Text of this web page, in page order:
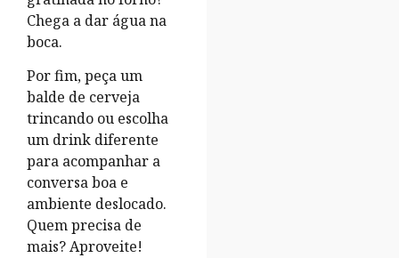
Chega a dar água na
boca.
Por fim, peça um
balde de cerveja
trincando ou escolha
um drink diferente
para acompanhar a
conversa boa e
ambiente deslocado.
Quem precisa de
mais? Aproveite!